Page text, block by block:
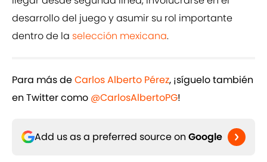
desarrollo del juego y asumir su rol importante
dentro de la selección mexicana.
Para más deCarlos Alberto Pérez, ¡síguelo también
en Twitter como @CarlosAlbertoPG!
Add us as a preferred source on Google